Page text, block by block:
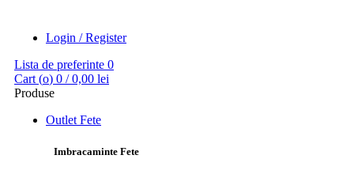
Login / Register
Lista de preferinte 0
Cart (o) 0 / 0,00 lei
Produse
Outlet Fete
Imbracaminte Fete